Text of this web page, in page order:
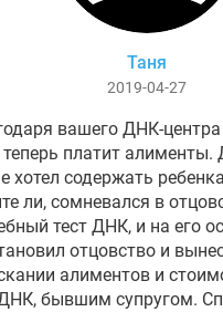
Таня
2019-04-27
вашего ДНК-
платит алименты.
хотел содержать
ли, сомневался в
тест ДНК, и на его
отцовство и
алиментов и
бывшим супругом.